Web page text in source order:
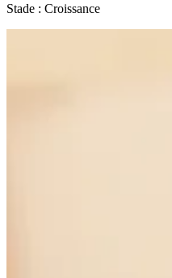
Stade : Croissance